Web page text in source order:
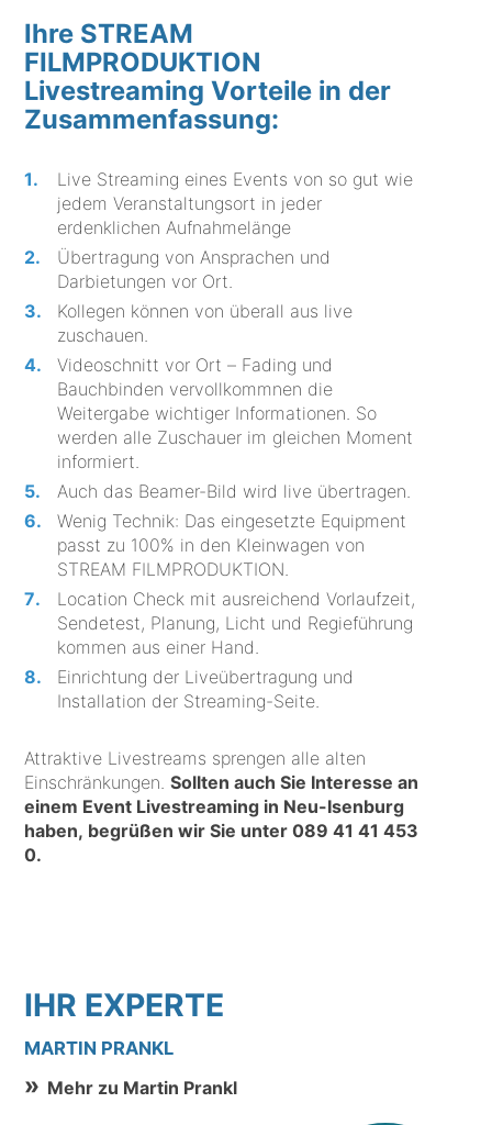
Ihre STREAM
FILMPRODUKTION
Livestreaming Vorteile in der
Zusammenfassung:
Live Streaming eines Events von so gut wie
jedem Veranstaltungsort in jeder
erdenklichen Aufnahmelänge
Übertragung von Ansprachen und
Darbietungen vor Ort.
Kollegen können von überall aus live
zuschauen.
Videoschnitt vor Ort – Fading und
Bauchbinden vervollkommnen die
Weitergabe wichtiger Informationen. So
werden alle Zuschauer im gleichen Moment
informiert.
Auch das Beamer-Bild wird live übertragen.
Wenig Technik: Das eingesetzte Equipment
passt zu 100% in den Kleinwagen von
STREAM FILMPRODUKTION.
Location Check mit ausreichend Vorlaufzeit,
Sendetest, Planung, Licht und Regieführung
kommen aus einer Hand.
Einrichtung der Liveübertragung und
Installation der Streaming-Seite.
Attraktive Livestreams sprengen alle alten
Einschränkungen.Sollten auch Sie Interesse an
einem Event Livestreaming in Neu-Isenburg
haben, begrüßen wir Sie unter089 41 41 453
0.
IHR EXPERTE
MARTIN PRANKL
Mehr zu Martin Prankl